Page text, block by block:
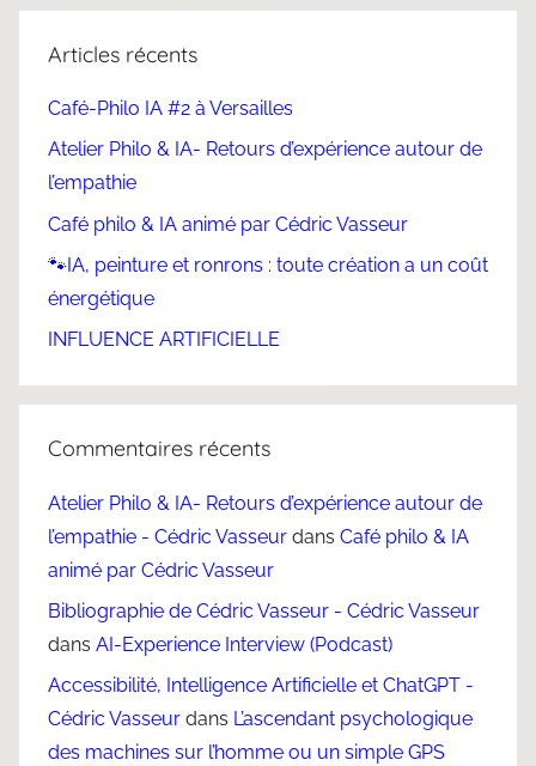
Articles récents
Café-Philo IA #2 à Versailles
Atelier Philo & IA- Retours d’expérience autour de
l’empathie
Café philo & IA animé par Cédric Vasseur
🐾IA, peinture et ronrons : toute création a un coût
énergétique
INFLUENCE ARTIFICIELLE
Commentaires récents
Atelier Philo & IA- Retours d’expérience autour de
l’empathie - Cédric Vasseur dans Café philo & IA
animé par Cédric Vasseur
Bibliographie de Cédric Vasseur - Cédric Vasseur
dans AI-Experience Interview (Podcast)
Accessibilité, Intelligence Artificielle et ChatGPT -
Cédric Vasseur dans L’ascendant psychologique
des machines sur l’homme ou un simple GPS